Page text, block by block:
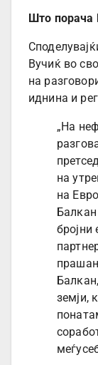
Што порача
Вучиќ во
на
иднина и
„На
на
на
бројни
земји,